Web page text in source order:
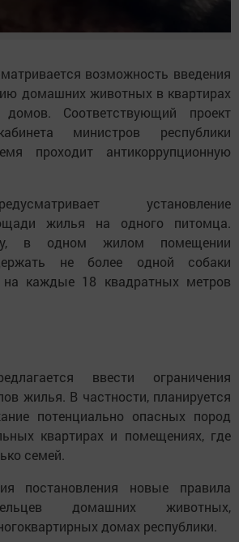
возможность введения
домашних животных в квартирах
домов. Соответствующий проект
министров республики
проходит антикоррупционную
установление
жилья на одного питомца.
в одном жилом помещении
не более одной собаки
каждые 18 квадратных метров
ввести ограничения
жилья. В частности, планируется
потенциально опасных пород
квартирах и помещениях, где
семей.
постановления новые правила
домашних животных,
домах республики.